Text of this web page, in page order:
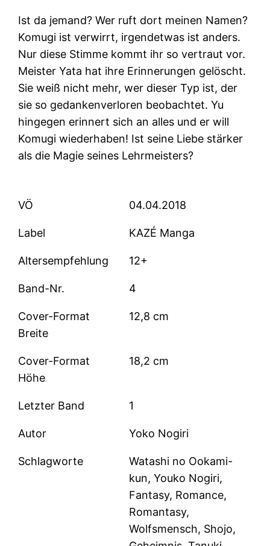
Ist da jemand? Wer ruft dort meinen Namen?
Komugi ist verwirrt, irgendetwas ist anders.
Nur diese Stimme kommt ihr so vertraut vor.
Meister Yata hat ihre Erinnerungen gelöscht.
Sie weiß nicht mehr, wer dieser Typ ist, der
sie so gedankenverloren beobachtet. Yu
hingegen erinnert sich an alles und er will
Komugi wiederhaben! Ist seine Liebe stärker
als die Magie seines Lehrmeisters?
VÖ 04.04.2018
Label KAZÉ Manga
Altersempfehlung 12+
Band-Nr. 4
Cover-Format
Breite
12,8 cm
Cover-Format
Höhe
18,2 cm
Letzter Band 1
Autor Yoko Nogiri
Schlagworte
Watashi no Ookami-
kun, Youko Nogiri,
Fantasy, Romance,
Romantasy,
Wolfsmensch, Shojo,